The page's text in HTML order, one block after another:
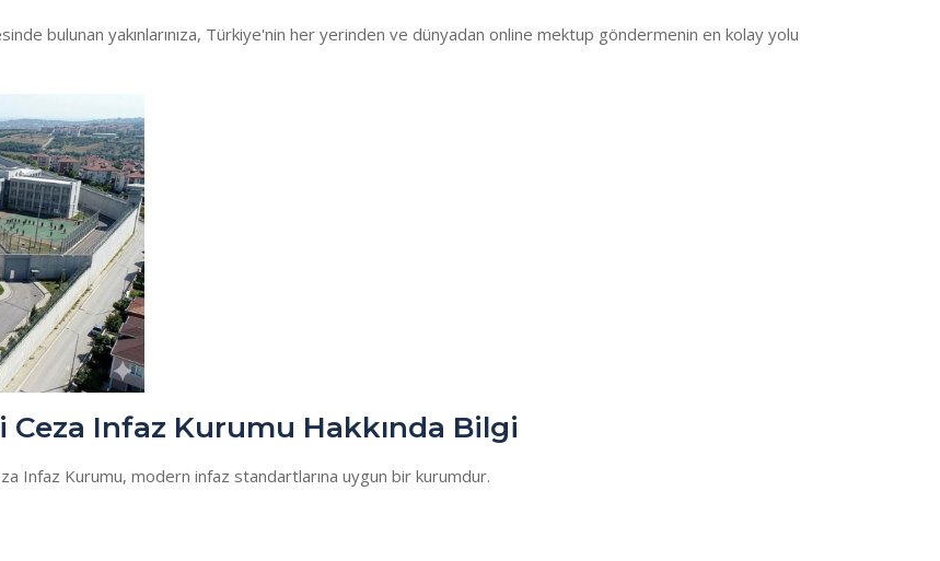
bulunan yakınlarınıza, Türkiye'nin her yerinden ve dünyadan online mektup göndermenin en kolay yolu
Infaz Kurumu Hakkında Bilgi
Infaz Kurumu, modern infaz standartlarına uygun bir kurumdur.